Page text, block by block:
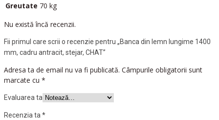
Greutate 70 kg
Nu există încă recenzii.
Fii primul care scrii o recenzie pentru „Banca din lemn lungime 1400
mm, cadru antracit, stejar, CHAT”
Adresa ta de email nu va fi publicată. Câmpurile obligatorii sunt
marcate cu *
Evaluarea ta
Recenzia ta *